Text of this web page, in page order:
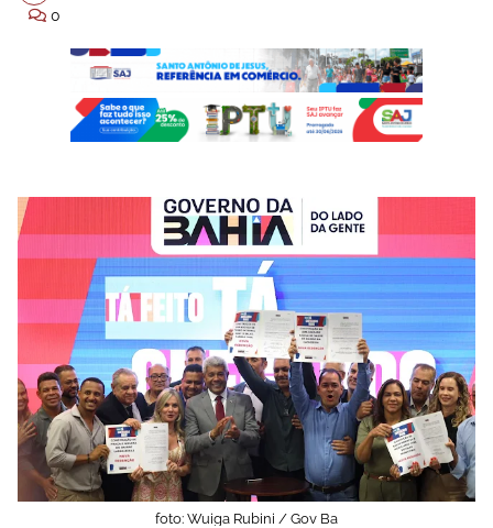
0
foto: Wuiga Rubini / Gov Ba